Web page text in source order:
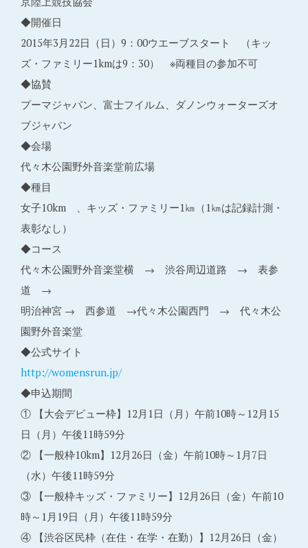
◆開催日
2015年3月22日（日）9：00ウエーブスタート （キッ
ズ・ファミリー1kmは9：30） ※両種目の参加不可
◆協賛
プーマジャパン、富士フイルム、ダノンウォーターズオ
ブジャパン
◆会場
代々木公園野外音楽堂前広場
◆種目
女子10km 、キッズ・ファミリー1㎞（1㎞は記録計測・
表彰なし）
◆コース
代々木公園野外音楽堂横 → 渋谷周辺道路 → 表参
道 →
明治神宮 → 西参道 →代々木公園西門 → 代々木公
園野外音楽堂
◆公式サイト
http://womensrun.jp/
◆申込期間
① 【大会デビュー枠】12月1日（月）午前10時～12月15
日（月）午後11時59分
② 【一般枠10km】12月26日（金）午前10時～1月7日
（水）午後11時59分
③ 【一般枠キッズ・ファミリー】12月26日（金）午前10
時～1月19日（月）午後11時59分
④ 【渋谷区民枠（在住・在学・在勤）】12月26日（金）